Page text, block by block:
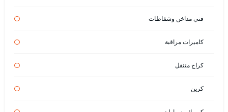
فني مداخن وشفاطات
كاميرات مراقبة
كراج متنقل
كرين